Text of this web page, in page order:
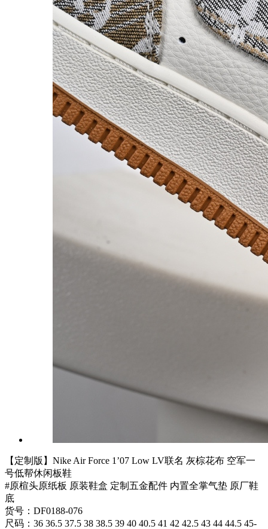
【定制版】Nike Air Force 1’07 Low LV联名 灰棕花布 空军一
号低帮休闲板鞋
#原楦头原纸板 原装鞋盒 定制五金配件 内置全掌气垫 原厂鞋
底
货号：DF0188-076
尺码：36 36.5 37.5 38 38.5 39 40 40.5 41 42 42.5 43 44 44.5 45-